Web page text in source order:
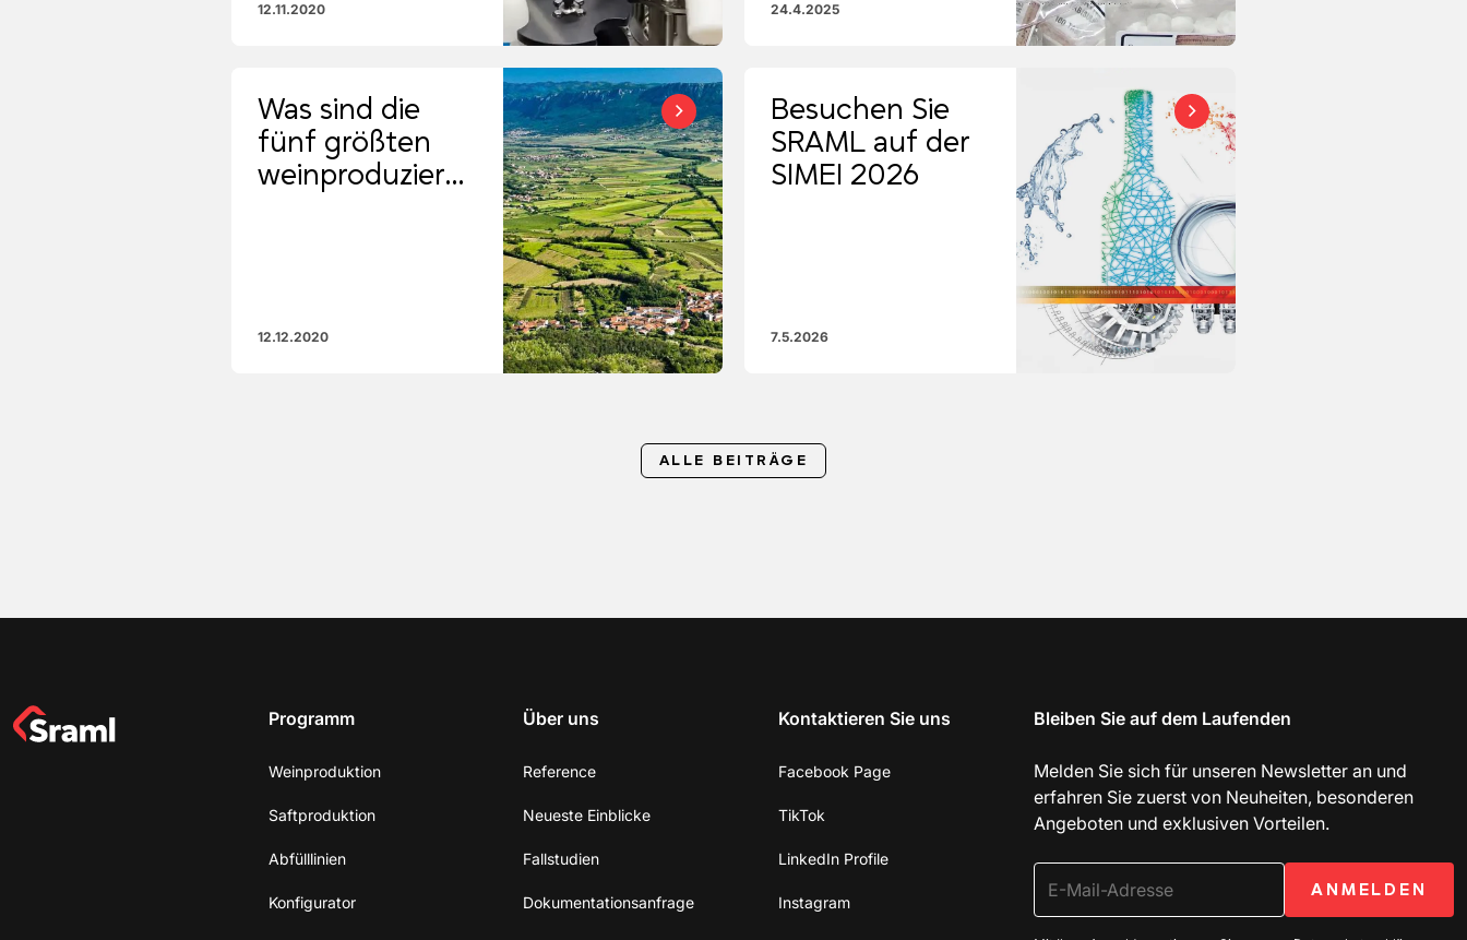
12.11.2020 24.4.2025
Was sind die
fünf größten
weinproduzierenden
12.12.2020
Besuchen Sie
SRAML auf der
SIMEI 2026
7.5.2026
ALLE BEITRÄGE
Programm
Weinproduktion
Saftproduktion
Abfülllinien
Konfigurator
Über uns
Reference
Neueste Einblicke
Fallstudien
Dokumentationsanfrage
Kontaktieren Sie uns
Facebook Page
TikTok
LinkedIn Profile
Instagram
Bleiben Sie auf dem Laufenden
Melden Sie sich für unseren Newsletter an und
erfahren Sie zuerst von Neuheiten, besonderen
Angeboten und exklusiven Vorteilen.